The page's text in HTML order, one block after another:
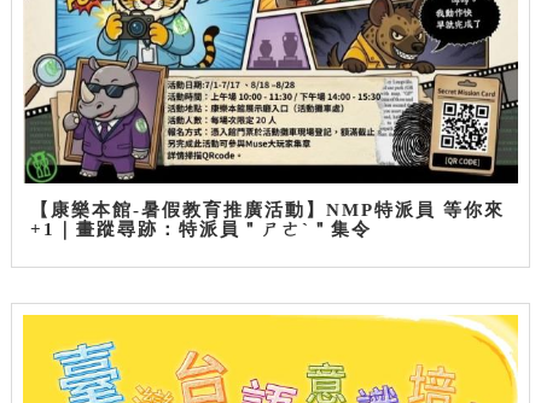
【康樂本館-暑假教育推廣活動】NMP特派員 等你來
+1｜畫蹤尋跡：特派員＂ㄕㄜˋ＂集令